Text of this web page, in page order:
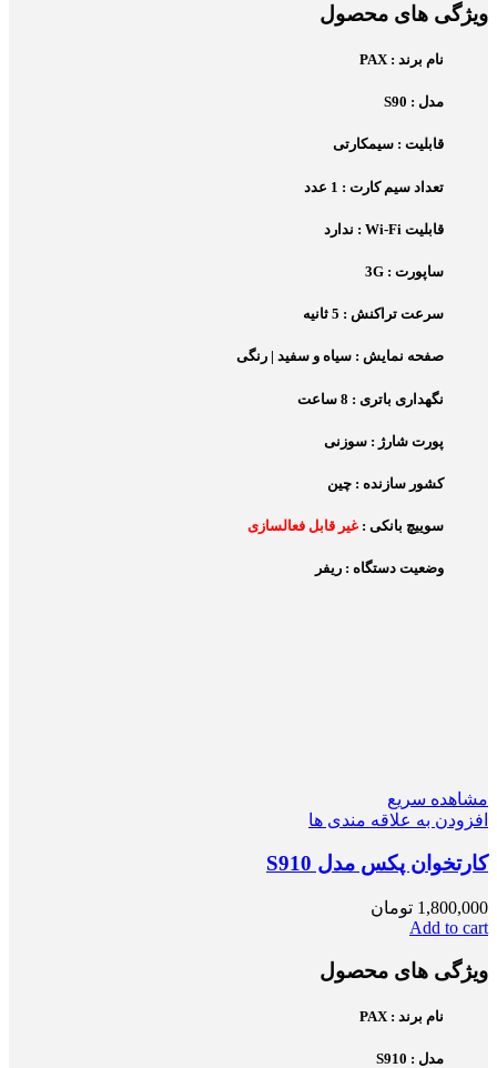
ویژگی های محصول
نام برند : PAX
مدل : S90
قابلیت : سیمکارتی
تعداد سیم کارت : 1 عدد
قابلیت Wi-Fi : ندارد
ساپورت : 3G
سرعت تراکنش : 5 ثانیه
صفحه نمایش : سیاه و سفید | رنگی
نگهداری باتری : 8 ساعت
پورت شارژ : سوزنی
کشور سازنده : چین
سوییچ بانکی : غیر قابل فعالسازی
وضعیت دستگاه : ریفر
مشاهده سریع
افزودن به علاقه مندی ها
کارتخوان پکس مدل S910
1,800,000 تومان
Add to cart
ویژگی های محصول
نام برند : PAX
مدل : S910